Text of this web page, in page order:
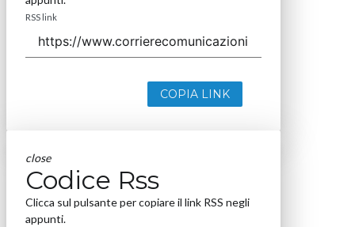
RSS link
COPIA LINK
close
Codice Rss
Clicca sul pulsante per copiare il link RSS negli
appunti.